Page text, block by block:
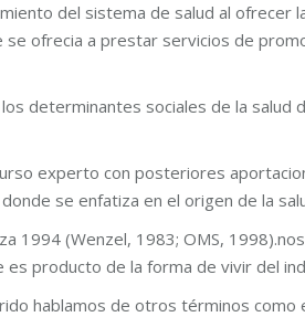
del sistema de salud al ofrecer
se ofrecia a prestar servicios de
determinantes sociales de la salud
experto con posteriores
se enfatiza en el origen de la
(Wenzel, 1983; OMS,
es producto de la forma de vivir del
hablamos de otros términos como